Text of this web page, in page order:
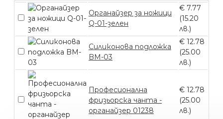
Органайзер за ножици
Q-01-зелен
€ 7.77
(15.20
лв.)
Силиконова подложка
BM-03
€ 12.78
(25.00
лв.)
Професионална
фризьорска чанта -
органайзер 01238
€ 12.78
(25.00
лв.)